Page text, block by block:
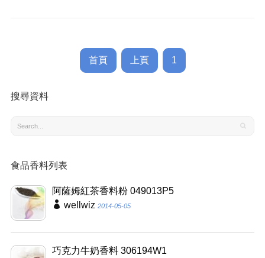
首頁 上頁 1
搜尋資料
食品香料列表
阿薩姆紅茶香料粉 049013P5
wellwiz 2014-05-05
巧克力牛奶香料 306194W1